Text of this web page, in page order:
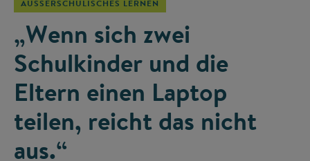
AUSSERSCHULISCHES LERNEN
„Wenn sich zwei
Schulkinder und die
Eltern einen Laptop
teilen, reicht das nicht
aus.“